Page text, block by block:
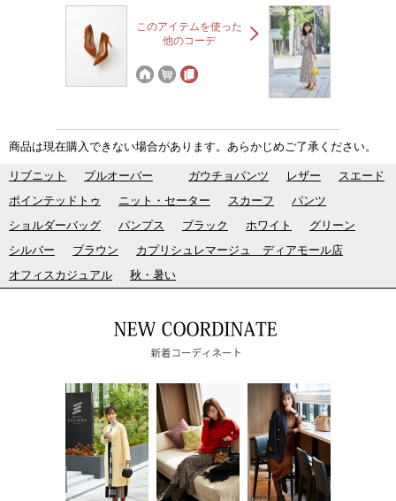
このアイテムを使った
他のコーデ
商品は現在購入できない場合があります。あらかじめご了承ください。
リブニット プルオーバー ガウチョパンツ レザー
スエード
ポインテッドトゥ
ニット・セーター スカーフ
パンツ
ショルダーバッグ
パンプス ブラック ホワイト
グリーン
シルバー
ブラウン
カプリシュレマージュ ディアモール店
オフィスカジュアル
秋・暑い